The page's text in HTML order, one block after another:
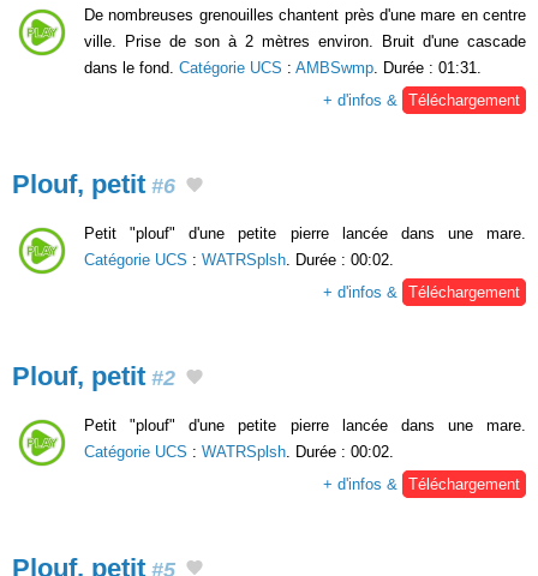
De nombreuses grenouilles chantent près d'une mare en centre
ville. Prise de son à 2 mètres environ. Bruit d'une cascade
dans le fond. Catégorie UCS : AMBSwmp. Durée : 01:31.
+ d'infos & Téléchargement
Plouf, petit #6
Petit "plouf" d'une petite pierre lancée dans une mare.
Catégorie UCS : WATRSplsh . Durée : 00:02.
+ d'infos &
Téléchargement
Plouf, petit #2
Petit "plouf" d'une petite pierre lancée dans une mare.
Catégorie UCS : WATRSplsh . Durée : 00:02.
+ d'infos &
Téléchargement
Plouf, petit #5